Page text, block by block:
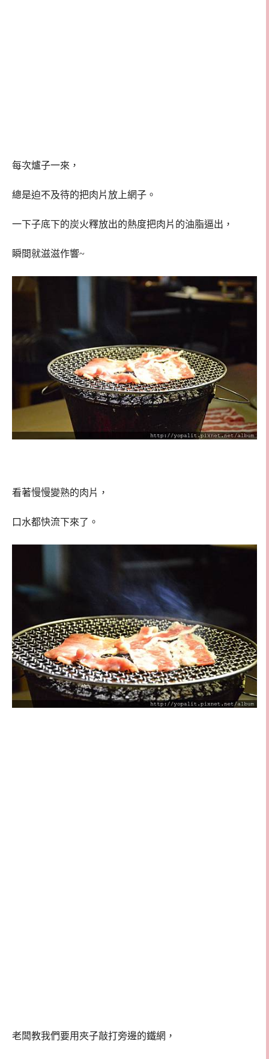
每次爐子一來，
總是迫不及待的把肉片放上網子。
一下子底下的炭火釋放出的熱度把肉片的油脂逼出，
瞬間就滋滋作響~
看著慢慢變熟的肉片，
口水都快流下來了。
老闆教我們要用夾子敲打旁邊的鐵網，